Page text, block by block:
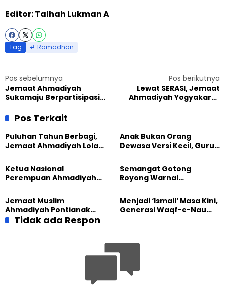
Editor: Talhah Lukman A
Tag Ramadhan
Pos sebelumnya
Jemaat Ahmadiyah
Sukamaju Berpartisipasi
Tingkat Nasional
Pos berikutnya
Lewat SERASI, Jemaat
Ahmadiyah Yogyakarta
Anggota saat Ramadhan
Pos Terkait
Puluhan Tahun Berbagi,
Jemaat Ahmadiyah Lolak
Sembako kepada Warga
Anak Bukan Orang
Dewasa Versi Kecil, Guru
Pendidikan BERLIAN
Ketua Nasional
Perempuan Ahmadiyah
Besar Universitas
Terbuka
Semangat Gotong
Royong Warnai
Masjid di Jemaat
Ahmadiyah Sukapura
Jemaat Muslim
Ahmadiyah Pontianak
dan Gereja Katedral
Perkuat Kolaborasi Sosial
Menjadi ‘Ismail’ Masa Kini,
Generasi Waqf-e-Nau
Tidak ada Respon